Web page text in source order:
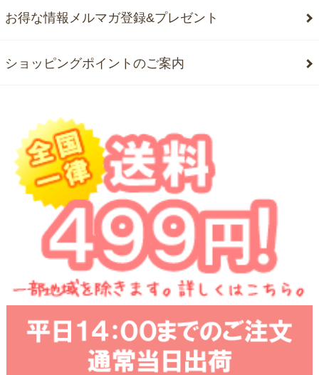
お得な情報メルマガ登録&プレゼント
ショッピングポイントのご案内